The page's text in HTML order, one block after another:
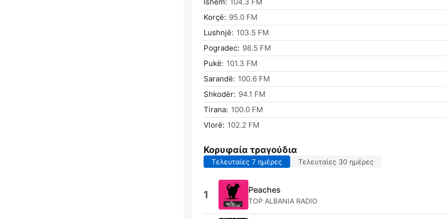
Ishëm: 104.3 FM
Korçë: 95.0 FM
Lushnjë: 103.5 FM
Pogradec: 98.5 FM
Pukë: 101.3 FM
Sarandë: 100.6 FM
Shkodër: 94.1 FM
Tirana: 100.0 FM
Vlorë: 102.2 FM
Κορυφαία τραγούδια
Τελευταίες 7 ημέρες Τελευταίες 30 ημέρες
1 Peaches
TOP ALBANIA RADIO